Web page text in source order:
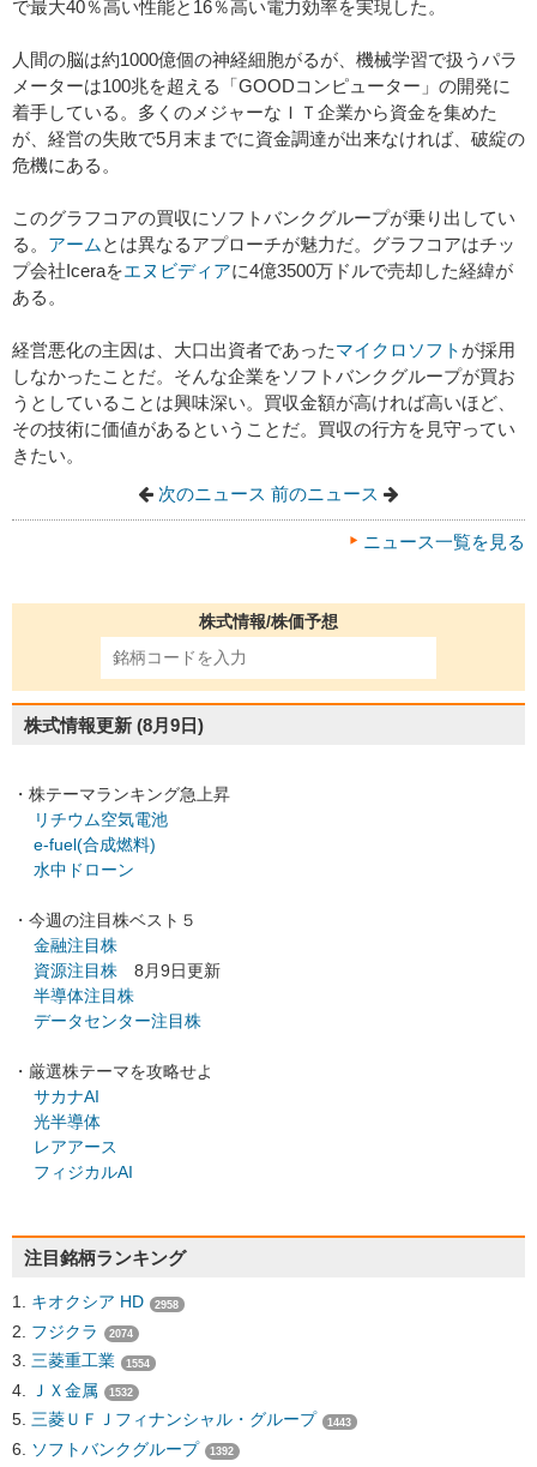
で最大40％高い性能と16％高い電力効率を実現した。
人間の脳は約1000億個の神経細胞がるが、機械学習で扱うパラ
メーターは100兆を超える「GOODコンピューター」の開発に
着手している。多くのメジャーなＩＴ企業から資金を集めた
が、経営の失敗で5月末までに資金調達が出来なければ、破綻の
危機にある。
このグラフコアの買収にソフトバンクグループが乗り出してい
る。 アーム とは異なるアプローチが魅力だ。グラフコアはチッ
プ会社Iceraをエヌビディアに4億3500万ドルで売却した経緯が
ある。
経営悪化の主因は、大口出資者であったマイクロソフト が採用
しなかったことだ。そんな企業をソフトバンクグループが買お
うとしていることは興味深い。買収金額が高ければ高いほど、
その技術に価値があるということだ。買収の行方を見守ってい
きたい。
次のニュース 前のニュース
ニュース一覧を見る
株式情報/株価予想
株式情報更新 (8月9日)
・株テーマランキング急上昇
リチウム空気電池
e-fuel(合成燃料)
水中ドローン
・今週の注目株ベスト５
金融注目株
資源注目株 8月9日更新
半導体注目株
データセンター注目株
・厳選株テーマを攻略せよ
サカナAI
光半導体
レアアース
フィジカルAI
注目銘柄ランキング
キオクシア HD 2958
フジクラ 2074
三菱重工業 1554
ＪＸ金属 1532
三菱ＵＦＪフィナンシャル・グループ 1443
ソフトバンクグループ 1392